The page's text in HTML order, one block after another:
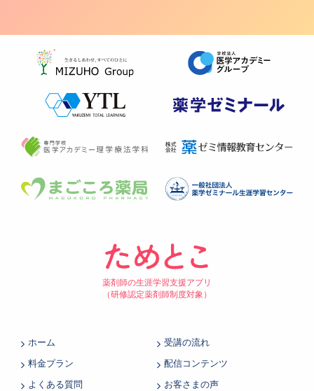
薬剤師の生涯学習支援アプリ
（研修認定薬剤師制度対象）
ホーム 受講の流れ
料金プラン 配信コンテンツ
よくある質問 お客さまの声